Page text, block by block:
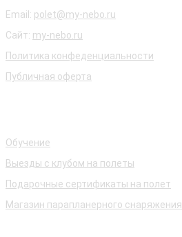
Email: polet@my-nebo.ru
Сайт: my-nebo.ru
Политика конфеденциальности
Публичная оферта
Обучение
Выезды с клубом на полеты
Подарочные сертификаты на полет
Магазин парапланерного снаряжения